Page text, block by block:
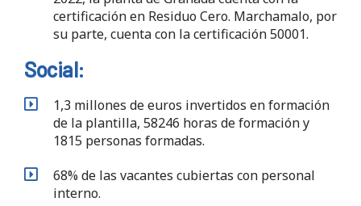
certificación en Residuo Cero. Marchamalo, por
su parte, cuenta con la certificación 50001.
Social:
1,3 millones de euros invertidos en formación
de la plantilla, 58246 horas de formación y
1815 personas formadas.
68% de las vacantes cubiertas con personal
interno.